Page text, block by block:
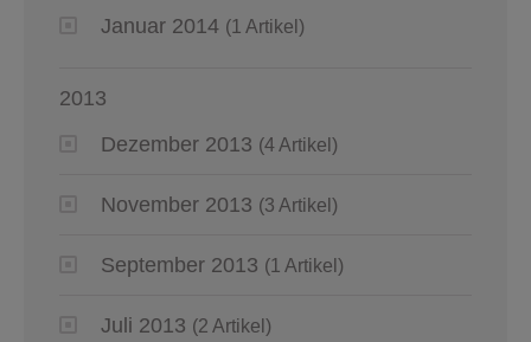
Januar 2014 (1 Artikel)
2013
Dezember 2013 (4 Artikel)
November 2013 (3 Artikel)
September 2013 (1 Artikel)
Juli 2013 (2 Artikel)